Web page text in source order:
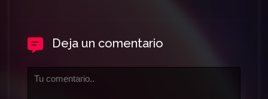
Deja un comentario